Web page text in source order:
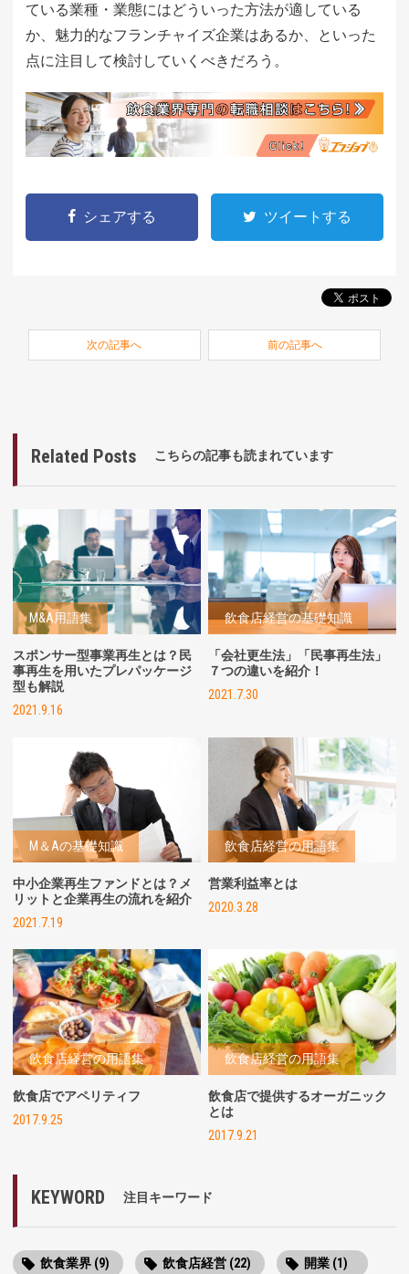
ている業種・業態にはどういった方法が適している
か、魅力的なフランチャイズ企業はあるか、といった
点に注目して検討していくべきだろう。
シェアする ツイートする
次の記事へ 前の記事へ
Related Posts こちらの記事も読まれています
M&A用語集
スポンサー型事業再生とは？民
事再生を用いたプレパッケージ
型も解説
2021.9.16
飲食店経営の基礎知識
「会社更生法」「民事再生法」
７つの違いを紹介！
2021.7.30
M＆Aの基礎知識
中小企業再生ファンドとは？メ
リットと企業再生の流れを紹介
2021.7.19
飲食店経営の用語集
営業利益率とは
2020.3.28
飲食店経営の用語集
飲食店でアペリティフ
2017.9.25
飲食店経営の用語集
飲食店で提供するオーガニック
とは
2017.9.21
KEYWORD 注目キーワード
飲食業界 (9) 飲食店経営 (22) 開業 (1)